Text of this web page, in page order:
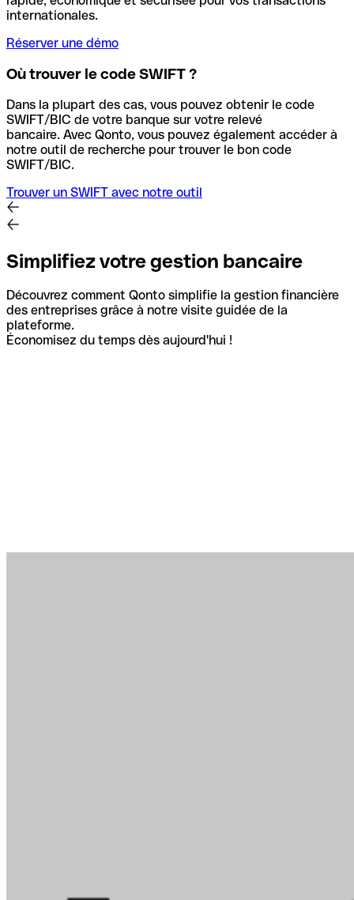
internationales.
Réserver une démo
Où trouver le code SWIFT ?
Dans la plupart des cas, vous pouvez obtenir le code
SWIFT/BIC de votre banque sur votre relevé
bancaire. Avec Qonto, vous pouvez également accéder à
notre outil de recherche pour trouver le bon code
SWIFT/BIC.
Trouver un SWIFT avec notre outil
Simplifiez votre gestion bancaire
Découvrez comment Qonto simplifie la gestion financière
des entreprises grâce à notre visite guidée de la
plateforme.
Économisez du temps dès aujourd'hui !